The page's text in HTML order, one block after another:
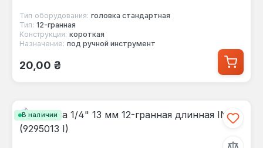
Тип оборудования: головка стандартная
Тип: 12-гранная
Конструкция: короткая
Назначение: под ручной инструмент
Обычная цена:
20,00 ₴
В наличии